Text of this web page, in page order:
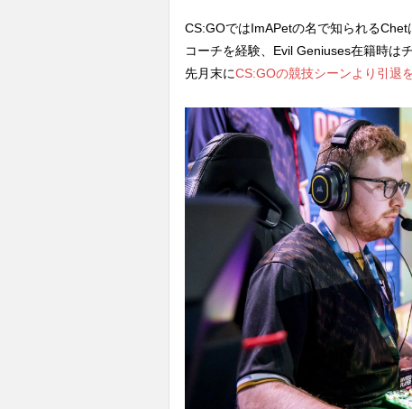
CS:GOではImAPetの名で知られる
コーチを経験、Evil Geniuses在籍時は
先月末にCS:GOの競技シーンより引退